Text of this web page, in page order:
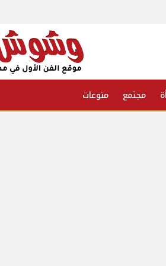
مجتمع منوعات